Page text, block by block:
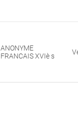
ANONYME
FRANCAIS XVIè s